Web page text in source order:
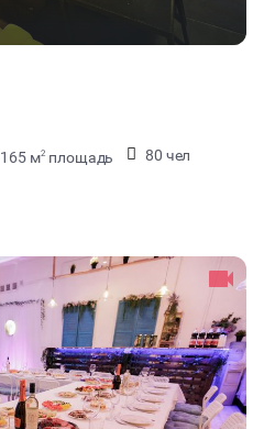
165 м2 площадь
80 чел